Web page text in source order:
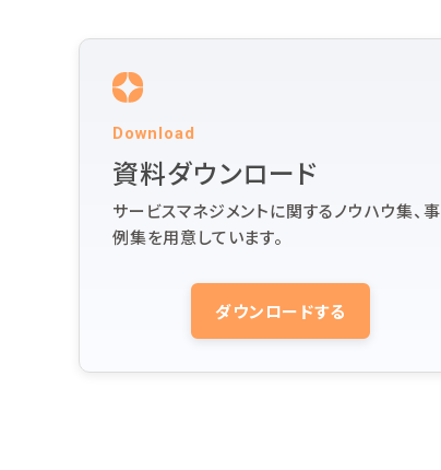
Download
資料ダウンロード
サービスマネジメントに関するノウハウ集、事
例集を用意しています。
ダウンロードする